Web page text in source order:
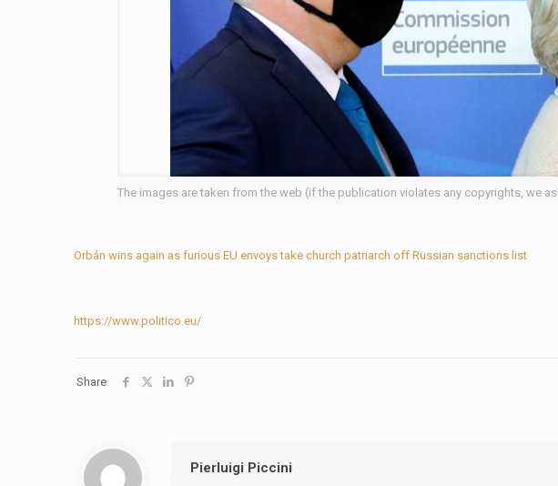
The images are taken from the web (if the publication violates any copyrights, we
Orbán wins again as furious EU envoys take church patriarch off Russian sanctions list
https://www.politico.eu/
Share
Pierluigi Piccini